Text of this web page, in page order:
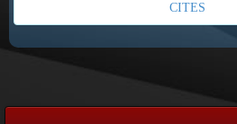
CITES